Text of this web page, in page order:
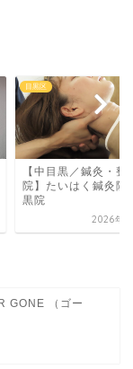
目黒区
【中目黒／鍼灸・整
院】たいはく鍼灸院
黒院
2026年1
GONE （ゴー